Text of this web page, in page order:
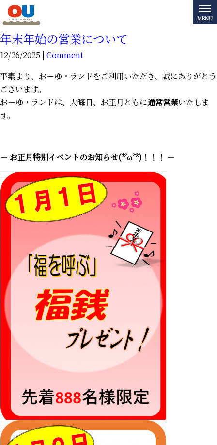
おーゆ・ランド
おーゆ・ホテル
0859-31-3333
年末年始の営業について
12/26/2025 | Comment
平素より、おーゆ・ランドをご利用いただき、誠にありがとう
ございます。
おーゆ・ランドは、大晦日、お正月ともに通常営業いたしま
す。
－ お正月特別イベントのお知らせ(*’ω’*)！！！ －